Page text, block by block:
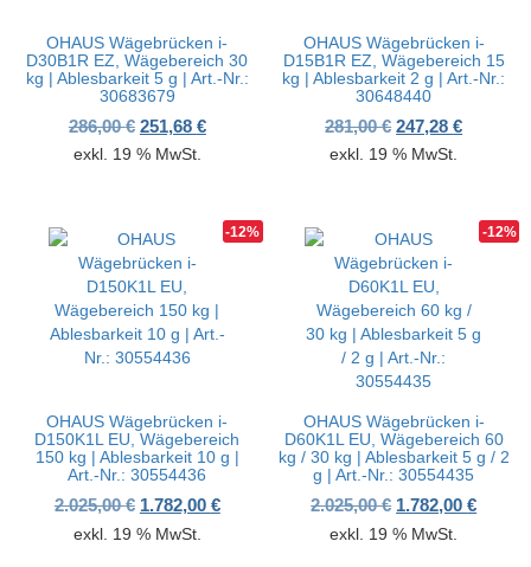
OHAUS Wägebrücken i-
D30B1R EZ, Wägebereich 30
kg | Ablesbarkeit 5 g | Art.-Nr.:
30683679
286,00€ Ursprünglicher Preis war: 286,00 €
251,68 €Aktueller Preis ist: 251,68 €.
exkl. 19 % MwSt.
OHAUS Wägebrücken i-
D15B1R EZ, Wägebereich 15
kg | Ablesbarkeit 2 g | Art.-Nr.:
30648440
281,00€ Ursprünglicher
247,28€
exkl. 19 % MwSt.
-12%
OHAUS Wägebrücken i-
D150K1L EU, Wägebereich
150 kg | Ablesbarkeit 10 g |
Art.-Nr.: 30554436
2.025,00€ Ursprünglicher Preis war: 2.025,00 €
1.782,00 €Aktueller Preis ist: 1.782,00 €.
exkl. 19 % MwSt.
-12%
OHAUS Wägebrücken i-
D60K1L EU, Wägebereich 60
kg / 30 kg | Ablesbarkeit 5 g / 2
g | Art.-Nr.: 30554435
2.025,00€ Ursprünglicher
1.782,00€
exkl. 19 % MwSt.